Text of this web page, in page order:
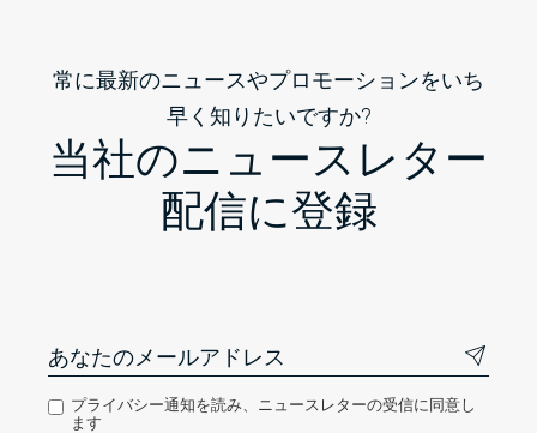
常に最新のニュースやプロモーションをいち
早く知りたいですか?
当社のニュースレター
配信に登録
プライバシー通知を読み、ニュースレターの受信に同意し
ます